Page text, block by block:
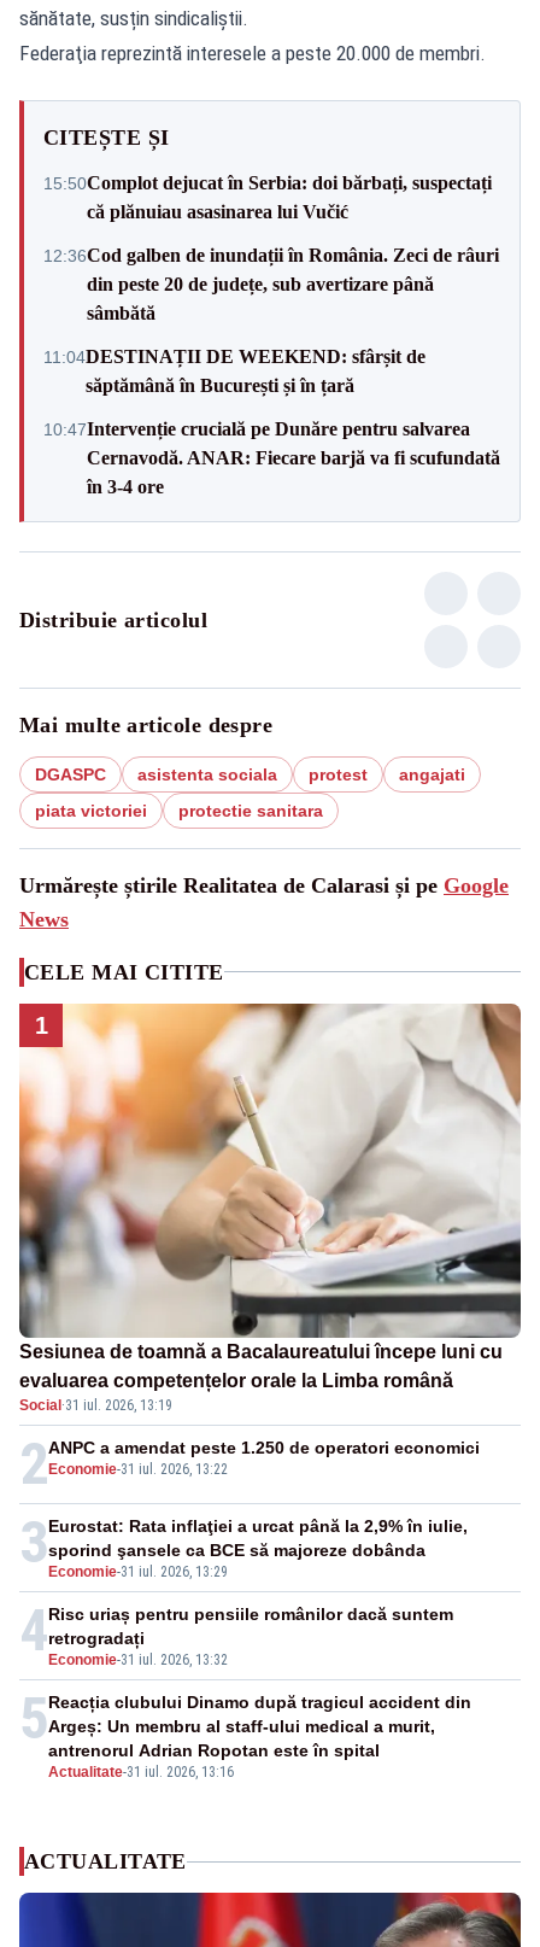
sănătate, susțin sindicaliștii.
Federaţia reprezintă interesele a peste 20.000 de membri.
CITEȘTE ȘI
15:50Complot dejucat în Serbia: doi bărbați, suspectați
că plănuiau asasinarea lui Vučić
12:36Cod galben de inundații în România. Zeci de râuri
din peste 20 de județe, sub avertizare până
sâmbătă
11:04DESTINAȚII DE WEEKEND: sfârșit de
săptămână în București și în țară
10:47Intervenție crucială pe Dunăre pentru salvarea
Cernavodă. ANAR: Fiecare barjă va fi scufundată
în 3-4 ore
Distribuie articolul
Mai multe articole despre
DGASPC asistenta sociala protest
angajati
piata victoriei
protectie sanitara
Urmărește știrile Realitatea de Calarasi și pe Google
News
CELE MAI CITITE
1
Sesiunea de toamnă a Bacalaureatului începe luni cu
evaluarea competențelor orale la Limba română
Social ·31 iul. 2026, 13:19
2 Economie-31 iul. 2026, 13:22
ANPC a amendat peste 1.250 de operatori economici
3 Economie-31 iul. 2026, 13:29
Eurostat: Rata inflaţiei a urcat până la 2,9% în iulie,
sporind şansele ca BCE să majoreze dobânda
4 Economie-31 iul. 2026, 13:32
Risc uriaș pentru pensiile românilor dacă suntem
retrogradați
5
Actualitate-31 iul. 2026, 13:16
Reacția clubului Dinamo după tragicul accident din
Argeș: Un membru al staff-ului medical a murit,
antrenorul Adrian Ropotan este în spital
ACTUALITATE